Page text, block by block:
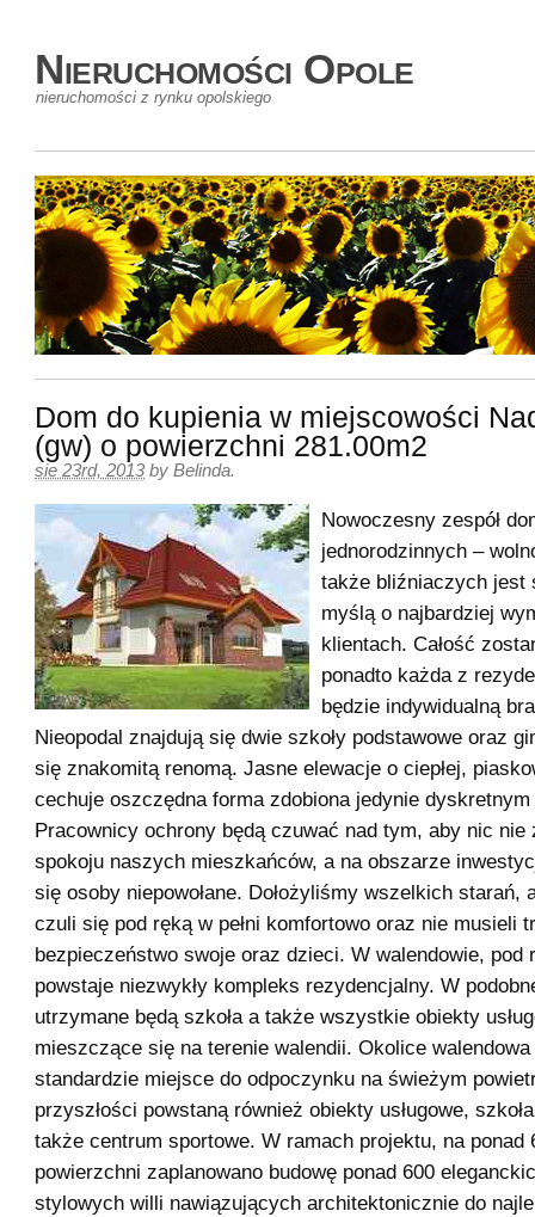
Nieruchomości Opole
nieruchomości z rynku opolskiego
Dom do kupienia w miejscowości
(gw) o powierzchni 281.00m2
sie 23rd, 2013 by Belinda.
Nowoczesny zespół
jednorodzinnych –
także bliźniaczych jest
myślą o najbardziej
klientach. Całość
ponadto każda z
będzie indywidualną
Nieopodal znajdują się dwie szkoły podstawowe oraz
się znakomitą renomą. Jasne elewacje o ciepłej,
cechuje oszczędna forma zdobiona jedynie
Pracownicy ochrony będą czuwać nad tym, aby nic nie
spokoju naszych mieszkańców, a na obszarze
się osoby niepowołane. Dołożyliśmy wszelkich starań,
czuli się pod ręką w pełni komfortowo oraz nie musieli
bezpieczeństwo swoje oraz dzieci. W walendowie, pod
powstaje niezwykły kompleks rezydencjalny. W
utrzymane będą szkoła a także wszystkie obiekty
mieszczące się na terenie walendii. Okolice
standardzie miejsce do odpoczynku na świeżym
przyszłości powstaną również obiekty usługowe,
także centrum sportowe. W ramach projektu, na ponad
powierzchni zaplanowano budowę ponad 600
stylowych willi nawiązujących architektonicznie do